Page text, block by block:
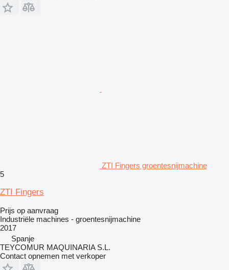
ZTI Fingers groentesnijmachine
5
ZTI Fingers
Prijs op aanvraag
Industriële machines - groentesnijmachine
2017
Spanje
TEYCOMUR MAQUINARIA S.L.
Contact opnemen met verkoper